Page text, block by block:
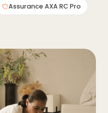
Assurance AXA RC Pro